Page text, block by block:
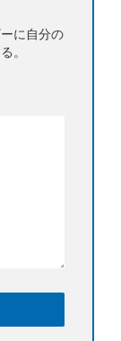
に自分の
。